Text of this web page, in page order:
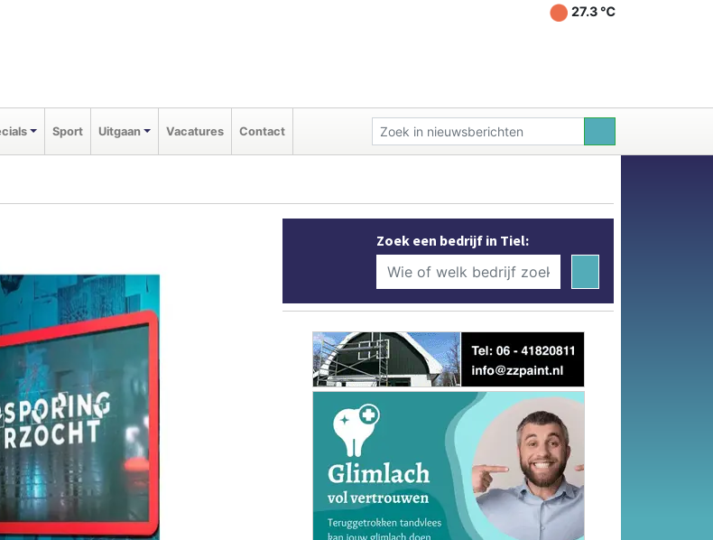
27.3 ℃
Sport Uitgaan Vacatures Contact
Zoek een bedrijf in Tiel: